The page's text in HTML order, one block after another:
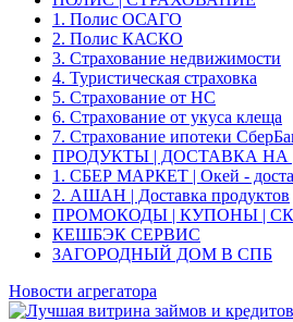
1. Полис ОСАГО
2. Полис КАСКО
3. Страхование недвижимости
4. Туристическая страховка
5. Страхование от НС
6. Страхование от укуса клеща
7. Страхование ипотеки
ПРОДУКТЫ | ДОСТАВКА
1. СБЕР МАРКЕТ | Окей -
2. АШАН | Доставка продуктов
ПРОМОКОДЫ | КУПОНЫ |
КЕШБЭК СЕРВИС
ЗАГОРОДНЫЙ ДОМ В СПБ
Новости агрегатора